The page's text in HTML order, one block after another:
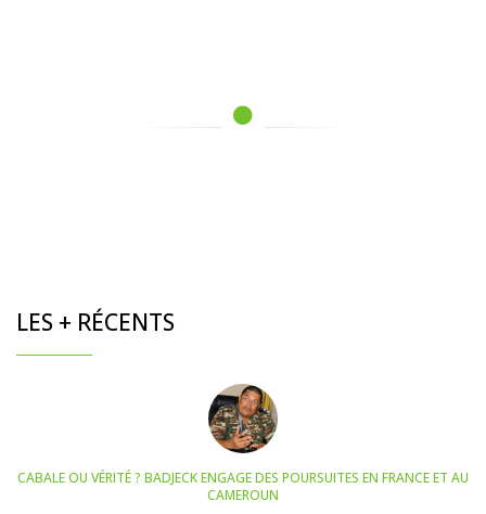
LES + RÉCENTS
CABALE OU VÉRITÉ ? BADJECK ENGAGE DES POURSUITES EN FRANCE ET AU
CAMEROUN